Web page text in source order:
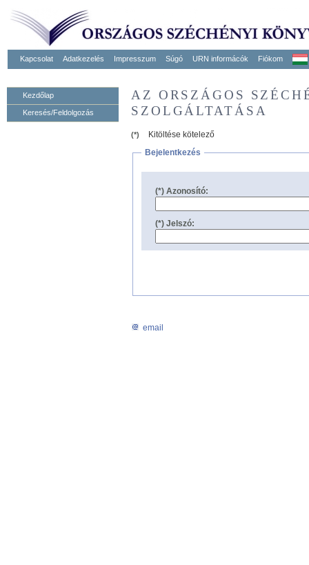
Kapcsolat Adatkezelés Impresszum Súgó URN informácók Fiókom
Kezdőlap
Keresés/Feldolgozás
AZ ORSZÁGOS
SZOLGÁLTATÁSA
(*)
Kitöltése kötelező
Bejelentkezés
(*) Azonosító:
(*) Jelszó:
email